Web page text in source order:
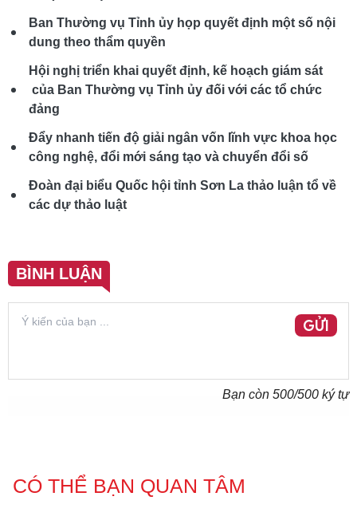
Ban Thường vụ Tỉnh ủy họp quyết định một số nội
dung theo thẩm quyền
Hội nghị triển khai quyết định, kế hoạch giám sát
của Ban Thường vụ Tỉnh ủy đối với các tổ chức
đảng
Đẩy nhanh tiến độ giải ngân vốn lĩnh vực khoa học
công nghệ, đổi mới sáng tạo và chuyển đổi số
Đoàn đại biểu Quốc hội tỉnh Sơn La thảo luận tổ về
các dự thảo luật
BÌNH LUẬN
GỬI
Bạn còn 500/500 ký tự
CÓ THỂ BẠN QUAN TÂM